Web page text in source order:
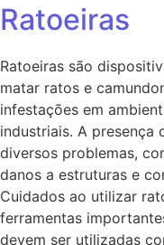
Ratoeiras
Ratoeiras são
matar ratos e
infestações em
industriais. A presença
diversos problemas,
danos a estruturas e
Cuidados ao utilizar
ferramentas
devem ser utilizadas